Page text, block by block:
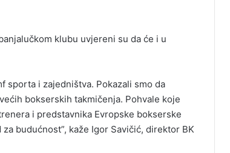
klubu uvjereni su da će i u
sporta i zajedništva. Pokazali smo da
bokserskih takmičenja. Pohvale koje
i predstavnika Еvropske bokserske
budućnost”, kaže Igor Savičić, direktor BK